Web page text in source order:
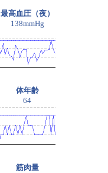
最高血圧（夜）
138mmHg
体年齢
64
筋肉量